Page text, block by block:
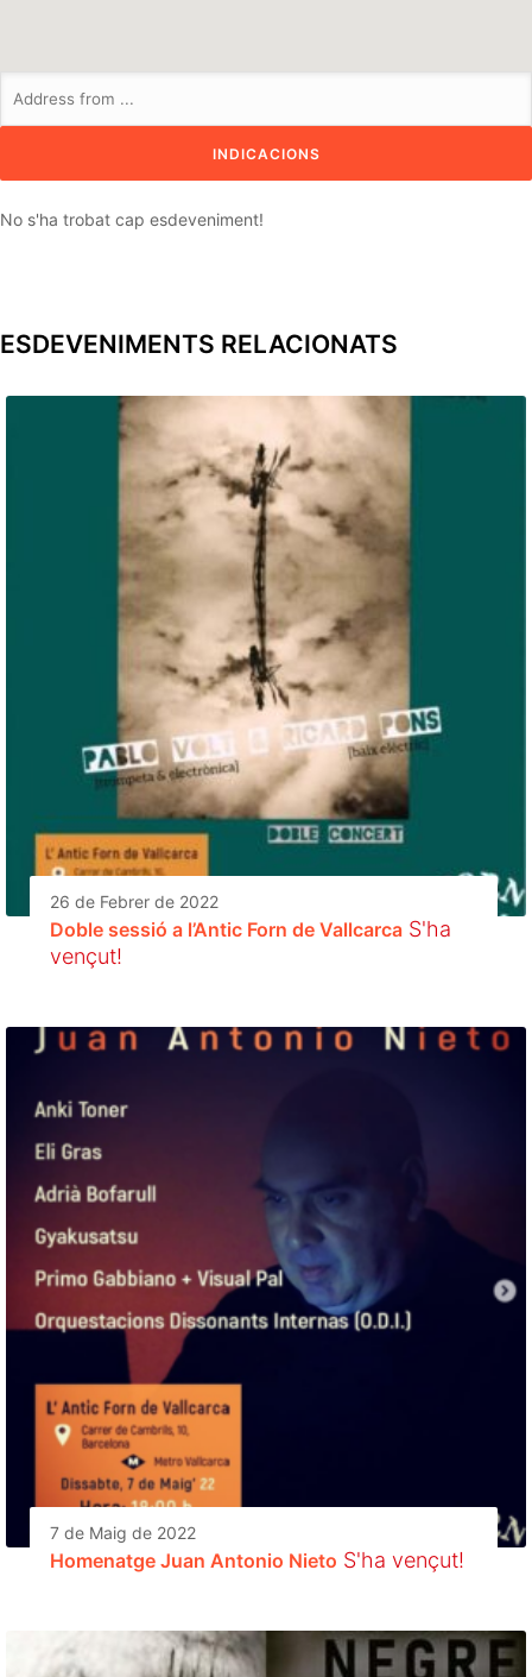
No s'ha trobat cap esdeveniment!
ESDEVENIMENTS RELACIONATS
26 de Febrer de 2022
Doble sessió a l’Antic Forn de Vallcarca S'ha
vençut!
7 de Maig de 2022
Homenatge Juan Antonio Nieto S'ha vençut!